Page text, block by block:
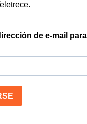
de e-mail para